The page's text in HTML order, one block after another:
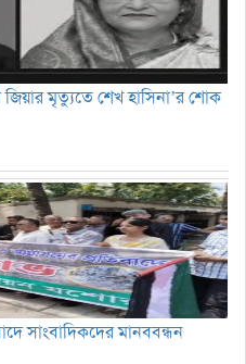
জিয়ার মৃত্যুতে শেখ হাসিনা’র শোক
সাংবাদিকদের মানববন্ধন